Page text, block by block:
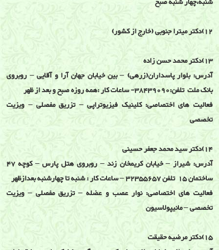
12)دکتر میترا جنوبی (خارج از کشور)
13)دکتر محمد حسن زاده
آدرس: بلوار پاسداران(زرهی) – بین خیابان جهان آرا و آقایی – روبروی
بانک ملت تلفن:38439090- ساعات کار :همه روزه صبح و بعد از ظهر
فعالیت های اختصاصی: کلینیک فیزیوتراپی – تزریق مفصلی – ویزیت
تخصصی
14)دکتر سید محمد جعفر حسینی
آدرس: شیراز – خیابان کریمخان زند – روبروی هتل پارس – کوچه 47
ساختمان 15 تلفن 32355657 – ساعات کار : شنبه تا چهارشنبه بعدازظهر
فعالیت های اختصاصی: نوار عصب و عضله – تزریق مفصلی – ویزیت
تخصصی – مانیپولاسیون
15)دکتر مرضیه حقیقت